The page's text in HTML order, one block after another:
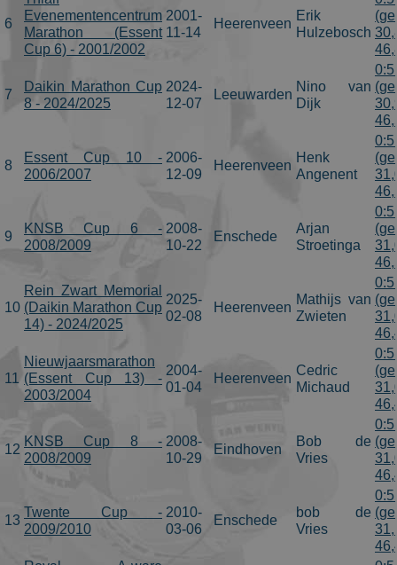
6
Evenementencentrum
Marathon (Essent
Cup 6) - 2001/2002
2001-
11-14
Heerenveen
Erik
Hulzebosch
7
Daikin Marathon Cup
8 - 2024/2025
2024-
12-07
Leeuwarden
Nino van
Dijk
8
Essent Cup 10 -
2006/2007
2006-
12-09
Heerenveen
Henk
Angenent
9
KNSB Cup 6 -
2008/2009
2008-
10-22
Enschede
Arjan
Stroetinga
10
Rein Zwart Memorial
(Daikin Marathon Cup
14) - 2024/2025
2025-
02-08
Heerenveen
Mathijs van
Zwieten
11
Nieuwjaarsmarathon
(Essent Cup 13) -
2003/2004
2004-
01-04
Heerenveen
Cedric
Michaud
12
KNSB Cup 8 -
2008/2009
2008-
10-29
Eindhoven
Bob de
Vries
13
Twente Cup -
2009/2010
2010-
03-06
Enschede
bob de
Vries